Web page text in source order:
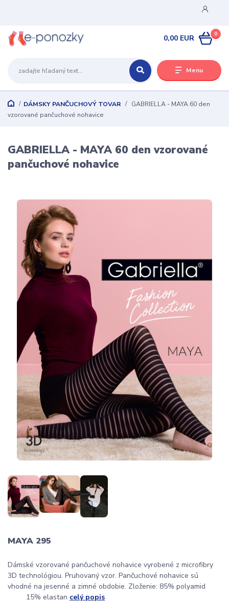
Menu
0
0,00 EUR
DÁMSKY PANČUCHOVÝ TOVAR
GABRIELLA - MAYA 60 den
vzorované pančuchové nohavice
GABRIELLA - MAYA 60 den vzorované
pančuchové nohavice
MAYA 295
Dámské vzorované pančuchové nohavice vyrobené z microfibry
3D technológiou. Pruhovaný vzor. Pančuchové nohavice sú
vhodné na jesenné a zimné obdobie. Zloženie: 85% polyamid
15% elastan celý popis